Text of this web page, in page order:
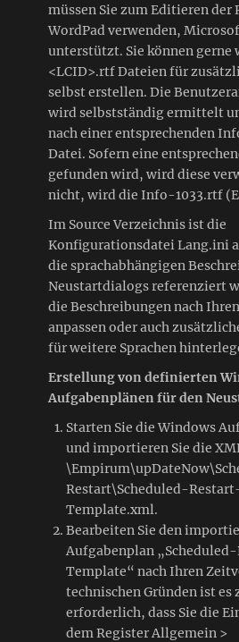
müssen Sie zum Editieren der
WordPad verwenden,
unterstützt. Sie können
<LCID>.rtf Dateien für
selbst erstellen. Die
wird selbstständig ermittelt
nach einer entsprechenden
Datei. Sofern eine
gefunden wird, wird diese
nicht, wird die Info-1033.rtf
Im Source Verzeichnis ist die
Konfigurationsdatei Lang.ini
die sprachabhängigen
Neustartdialogs referenziert
die Beschreibungen nach
anpassen oder auch
für weitere Sprachen
Erstellung von definierten
Aufgabenplänen für den
Starten Sie die Windows
und importieren Sie die
Restart\Scheduled-
Template.xml.
Bearbeiten Sie den
Aufgabenplan
Template“ nach Ihren
technischen Gründen ist es
erforderlich, dass Sie die
dem Register Allgemein >